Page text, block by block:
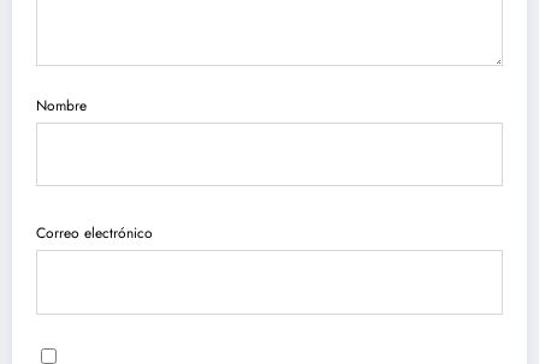
Nombre
Correo electrónico